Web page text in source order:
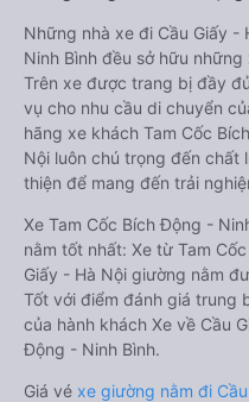
Những nhà xe đi Cầu Giấy -
Ninh Bình đều sở hữu
Trên xe được trang bị đầy
vụ cho nhu cầu di chuyển
hãng xe khách Tam Cốc
Nội luôn chú trọng đến
thiện để mang đến trải
Xe Tam Cốc Bích Động -
nằm tốt nhất: Xe từ Tam
Giấy - Hà Nội giường nằm
Tốt với điểm đánh giá trung
của hành khách Xe về Cầu
Động - Ninh Bình.
Giá vé xe giường nằm đi